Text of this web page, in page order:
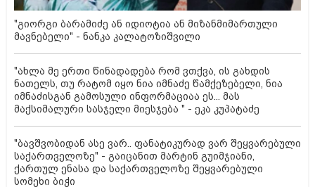
"გიორგი ბარამიძე ან იდიოტია ან მიზანმიმართული
მავნებელი" - ნანკა კალატოზიშვილი
"ახლა მე ერთი წინადადება რომ ვთქვა, ის გახდის
ნათელს, თუ რატომ იყო ნია იმნაძე წამქეზებელი, ნია
იმნაძისგან გამოსული ინფორმაციაა ეს... მას
მაქსიმალური სასჯელი მიესჯება " - ეკა კუპატაძე
"ბავშვობიდან ასე ვარ.. ფანატიკურად ვარ შეყვარებული
საქართველოზე" - გაიცანით მარტინ გუიმჯიანი,
ქართულ ენასა და საქართველოზე შეყვარებული
სომეხი ბიჭი